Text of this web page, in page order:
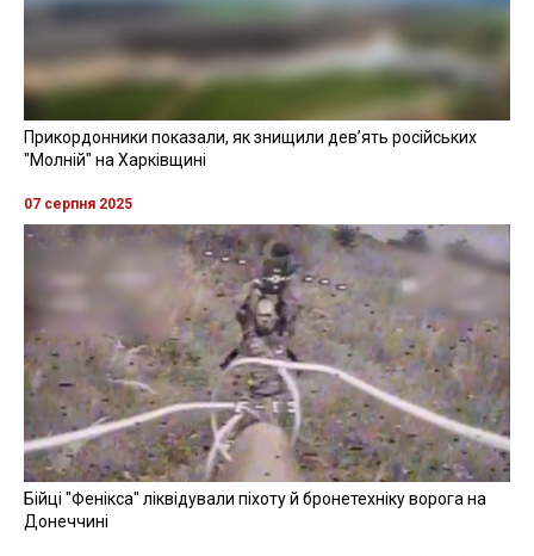
Прикордонники показали, як знищили девʼять російських
"Молній" на Харківщині
07 серпня 2025
Бійці "Фенікса" ліквідували піхоту й бронетехніку ворога на
Донеччині